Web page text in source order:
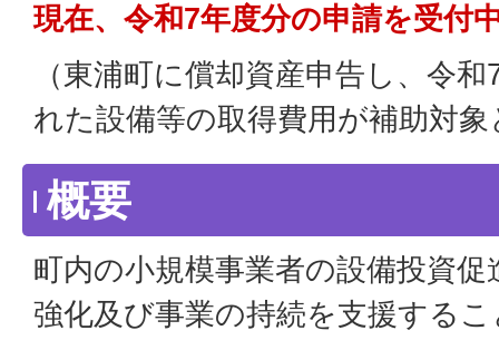
現在、令和7年度分の申請を受付
（東浦町に償却資産申告し、令
れた設備等の取得費用が補助対
概要
町内の小規模事業者の設備投資
強化及び事業の持続を支援する